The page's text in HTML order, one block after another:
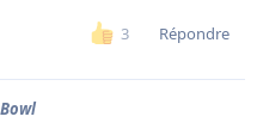
3 Répondre